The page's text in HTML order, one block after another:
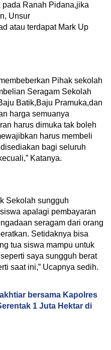
Ranah Pidana,jika
Unsur
atau terdapat Mark Up
Pihak sekolah
Seragam Sekolah
Batik,Baju Pramuka,dan
harga semuanya
harus dimuka tak boleh
harus membeli
bagi seluruh
Katanya.
Sekolah sungguh
apalagi pembayaran
seragam dari orang
Setidaknya bisa
tua siswa mampu untuk
saya sungguh berat
saat ini,” Ucapnya sedih.
bersama Kapolres
1 Juta Hektar di